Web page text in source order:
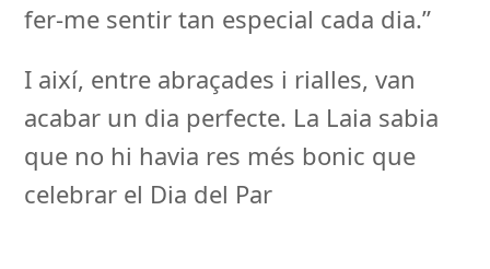
fer-me sentir tan especial cada dia.”
I així, entre abraçades i rialles, van
acabar un dia perfecte. La Laia sabia
que no hi havia res més bonic que
celebrar el Dia del Par